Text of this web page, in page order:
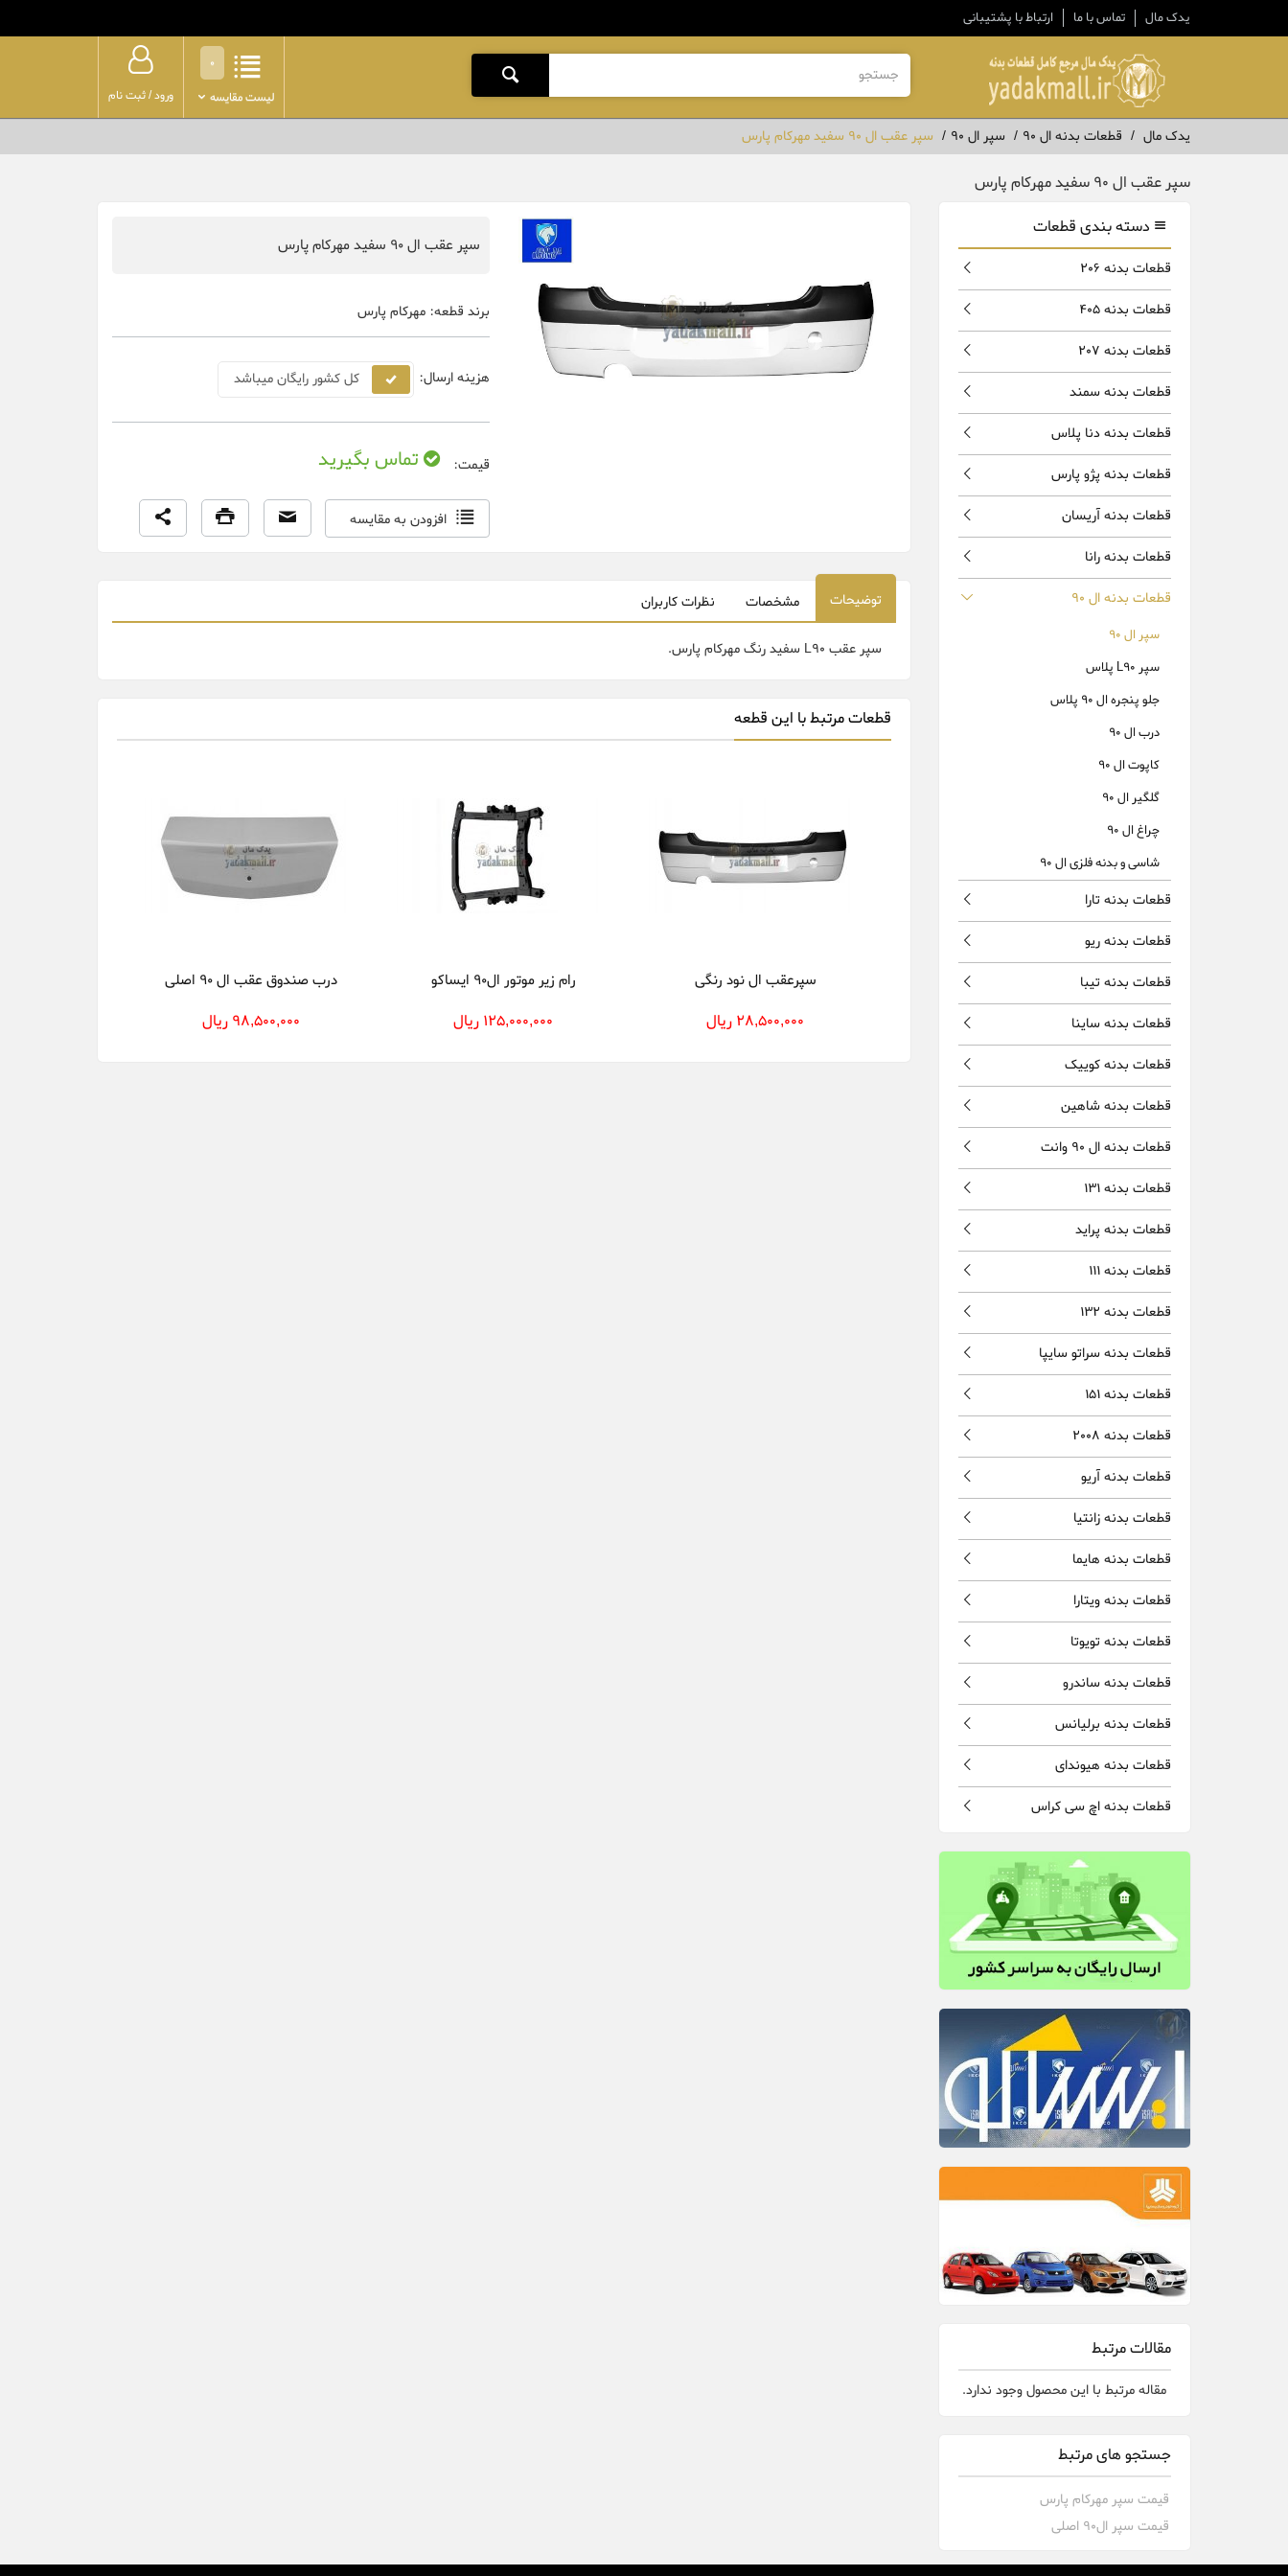
یدک مال تماس با ما ارتباط با پشتیبانی
ورود/ثبت نام
0
لیست مقایسه
یدک مال قطعات بدنه ال 90 سپر ال 90 سپر عقب ال 90 سفید مهرکام پارس
سپر عقب ال 90 سفید مهرکام پارس
سپر عقب ال 90 سفید مهرکام پارس
برند قطعه:مهرکام پارس
هزینه ارسال: کل کشور رایگان میباشد
قیمت: تماس بگیرید
افزودن به مقایسه
توضیحات مشخصات نظرات کاربران
سپر عقب L90 سفید رنگ مهرکام پارس.
قطعات مرتبط با این قطعه
سپرعقب ال نود رنگی
28,500,000 ریال
رام زیر موتور ال90 ایساکو
125,000,000 ریال
درب صندوق عقب ال 90 اصلی
98,500,000 ریال
دسته بندی قطعات
قطعات بدنه 206
قطعات بدنه 405
قطعات بدنه 207
قطعات بدنه سمند
قطعات بدنه دنا پلاس
قطعات بدنه پژو پارس
قطعات بدنه آریسان
قطعات بدنه رانا
قطعات بدنه ال 90
سپر ال 90
سپر L90 پلاس
جلو پنجره ال 90 پلاس
درب ال 90
کاپوت ال 90
گلگیر ال 90
چراغ ال 90
شاسی و بدنه فلزی ال 90
قطعات بدنه تارا
قطعات بدنه ریو
قطعات بدنه تیبا
قطعات بدنه ساینا
قطعات بدنه کوییک
قطعات بدنه شاهین
قطعات بدنه ال 90 وانت
قطعات بدنه 131
قطعات بدنه پراید
قطعات بدنه 111
قطعات بدنه 132
قطعات بدنه سراتو سایپا
قطعات بدنه 151
قطعات بدنه 2008
قطعات بدنه آریو
قطعات بدنه زانتیا
قطعات بدنه هایما
قطعات بدنه ویتارا
قطعات بدنه تویوتا
قطعات بدنه ساندرو
قطعات بدنه برلیانس
قطعات بدنه هیوندای
قطعات بدنه اچ سی کراس
مقالات مرتبط
مقاله مرتبط با این محصول وجود ندارد.
جستجو های مرتبط
قیمت سپر مهرکام پارس
قیمت سپر ال90 اصلی